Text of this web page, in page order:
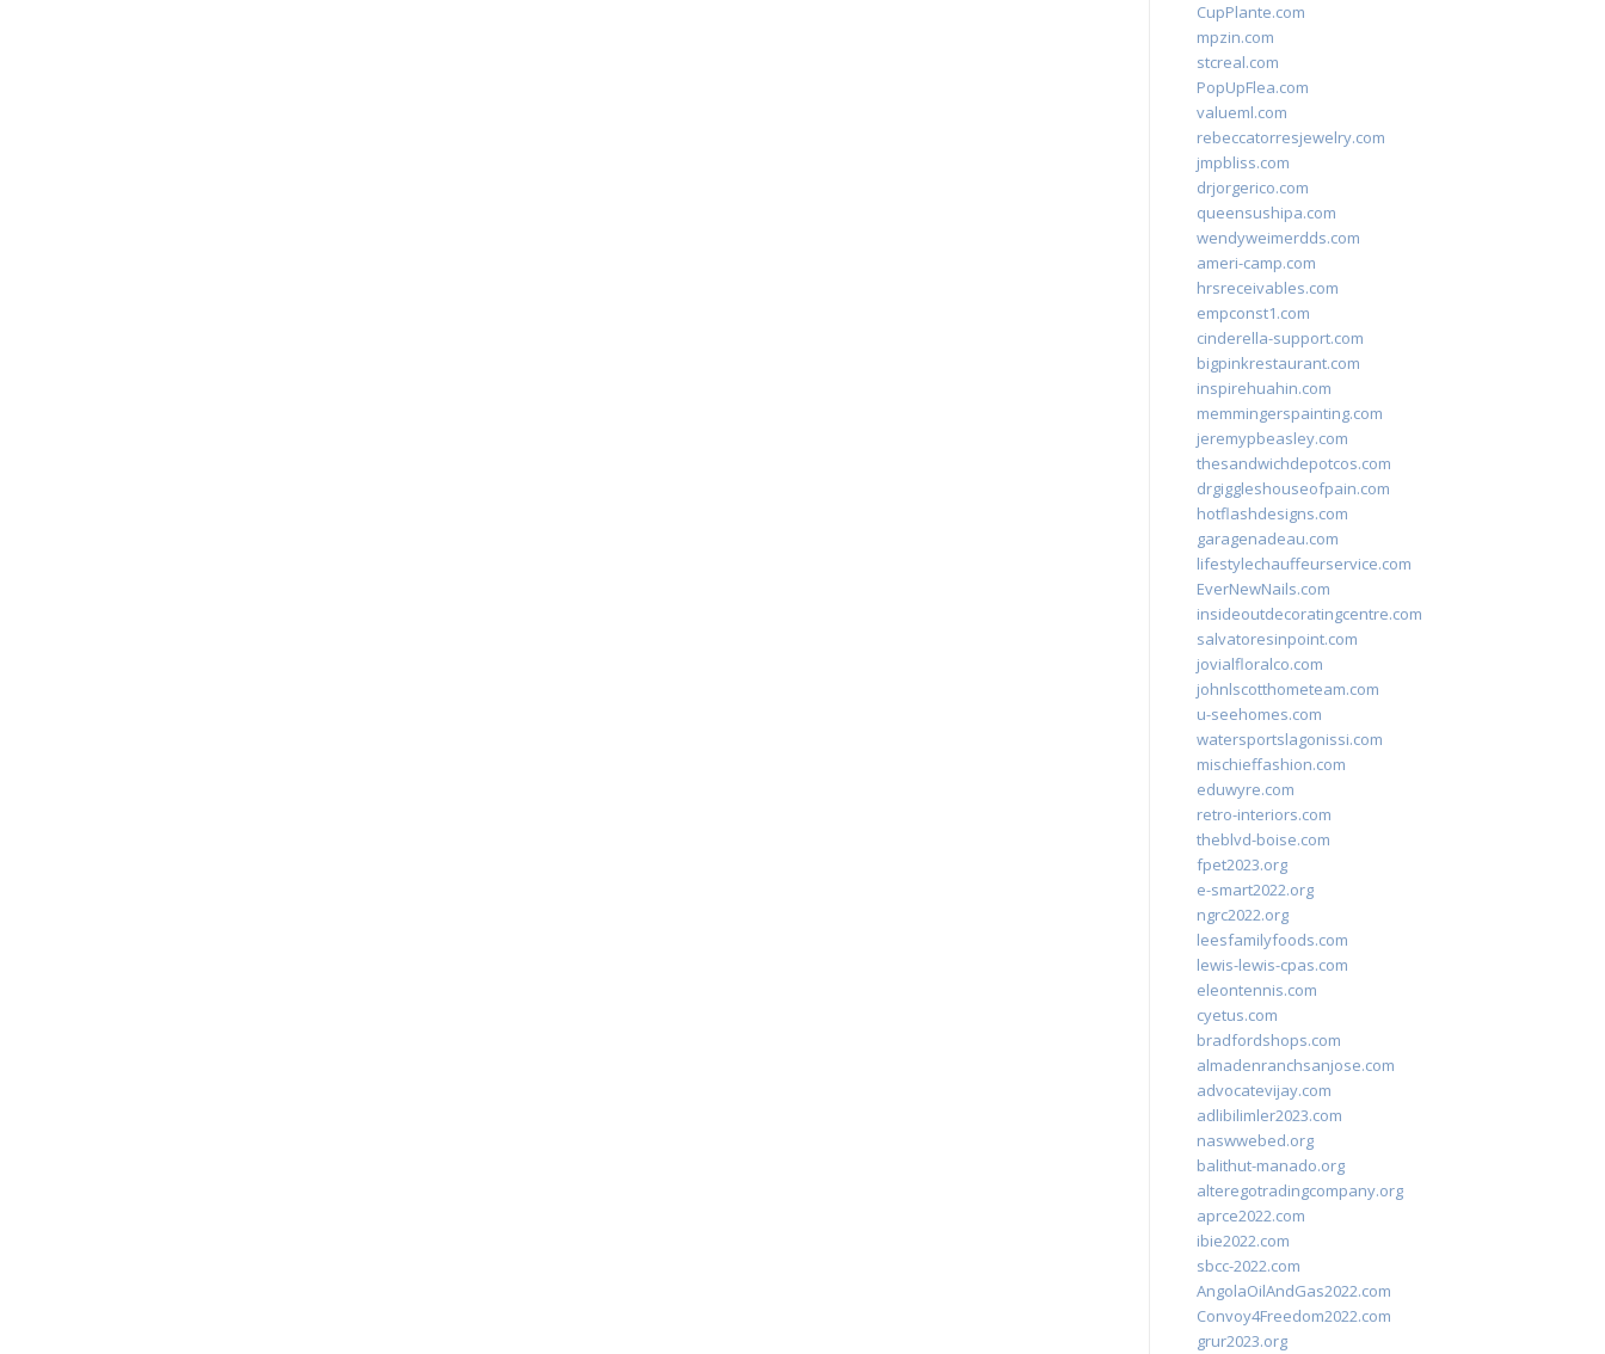
CupPlante.com
mpzin.com
stcreal.com
PopUpFlea.com
valueml.com
rebeccatorresjewelry.com
jmpbliss.com
drjorgerico.com
queensushipa.com
wendyweimerdds.com
ameri-camp.com
hrsreceivables.com
empconst1.com
cinderella-support.com
bigpinkrestaurant.com
inspirehuahin.com
memmingerspainting.com
jeremypbeasley.com
thesandwichdepotcos.com
drgiggleshouseofpain.com
hotflashdesigns.com
garagenadeau.com
lifestylechauffeurservice.com
EverNewNails.com
insideoutdecoratingcentre.com
salvatoresinpoint.com
jovialfloralco.com
johnlscotthometeam.com
u-seehomes.com
watersportslagonissi.com
mischieffashion.com
eduwyre.com
retro-interiors.com
theblvd-boise.com
fpet2023.org
e-smart2022.org
ngrc2022.org
leesfamilyfoods.com
lewis-lewis-cpas.com
eleontennis.com
cyetus.com
bradfordshops.com
almadenranchsanjose.com
advocatevijay.com
adlibilimler2023.com
naswwebed.org
balithut-manado.org
alteregotradingcompany.org
aprce2022.com
ibie2022.com
sbcc-2022.com
AngolaOilAndGas2022.com
Convoy4Freedom2022.com
grur2023.org